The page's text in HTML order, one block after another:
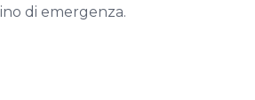
di emergenza.